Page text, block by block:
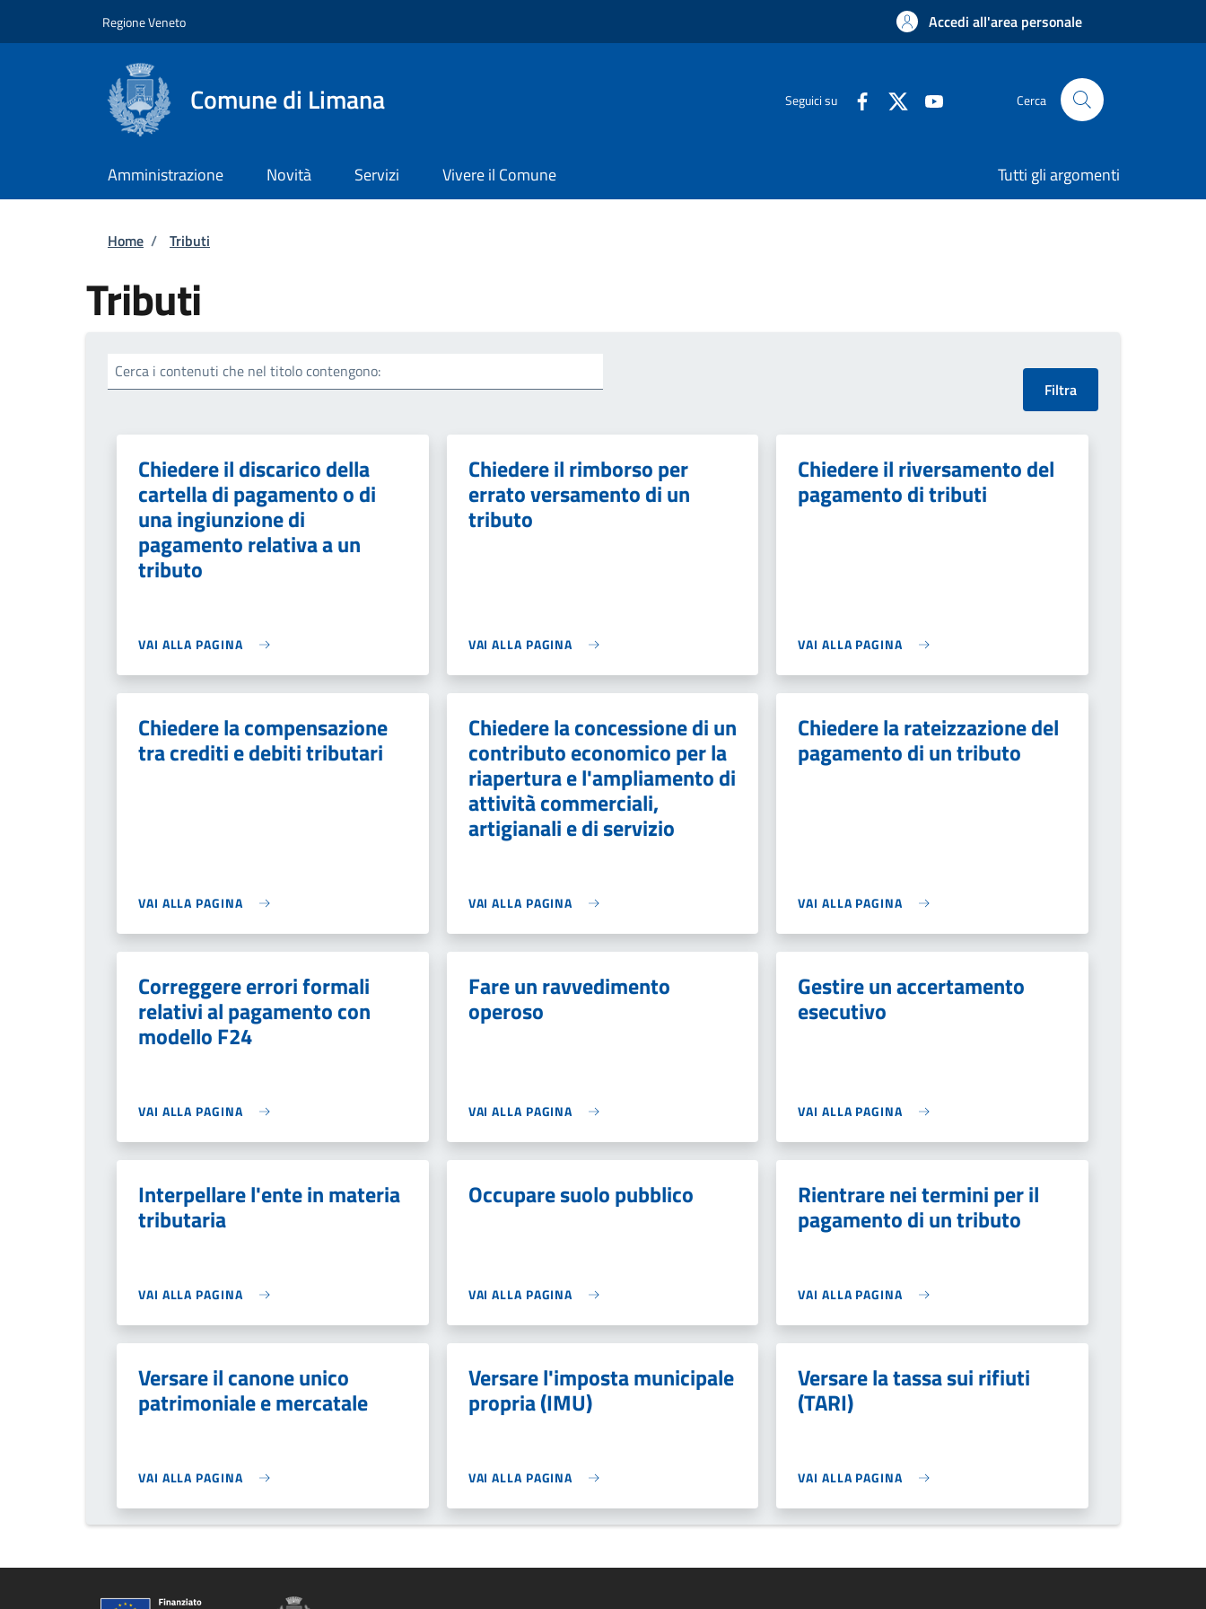
Regione Veneto Accedi all'area personale
Comune di Limana Seguici su Cerca
Amministrazione Novità Servizi Vivere il Comune Tutti gli argomenti
Briciole di pane
Home / Tributi
Tributi
Cerca i contenuti che nel titolo contengono:
Chiedere il discarico della
cartella di pagamento o di
una ingiunzione di
pagamento relativa a un
tributo
VAI ALLA PAGINA
Chiedere il rimborso per
errato versamento di un
tributo
VAI ALLA PAGINA
Chiedere il riversamento del
pagamento di tributi
VAI ALLA PAGINA
Chiedere la compensazione
tra crediti e debiti tributari
VAI ALLA PAGINA
Chiedere la concessione di un
contributo economico per la
riapertura e l'ampliamento di
attività commerciali,
artigianali e di servizio
VAI ALLA PAGINA
Chiedere la rateizzazione del
pagamento di un tributo
VAI ALLA PAGINA
Correggere errori formali
relativi al pagamento con
modello F24
VAI ALLA PAGINA
Fare un ravvedimento
operoso
VAI ALLA PAGINA
Gestire un accertamento
esecutivo
VAI ALLA PAGINA
Interpellare l'ente in materia
tributaria
VAI ALLA PAGINA
Occupare suolo pubblico
VAI ALLA PAGINA
Rientrare nei termini per il
pagamento di un tributo
VAI ALLA PAGINA
Versare il canone unico
patrimoniale e mercatale
VAI ALLA PAGINA
Versare l'imposta municipale
propria (IMU)
VAI ALLA PAGINA
Versare la tassa sui rifiuti
(TARI)
VAI ALLA PAGINA